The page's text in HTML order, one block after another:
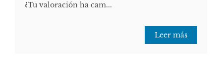
¿Tu valoración ha cam...
Leer más